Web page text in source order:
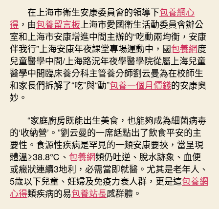
在上海市衛生安康委員會的領導下包養網心
得 ，由包養留言板 上海市愛國衛生活動委員會辦公
室和上海市安康增進中間主辦的“吃動兩均衡，安康
伴我行”上海安康年夜課堂專場運動中，國包養網度
兒童醫學中間/上海路況年夜學醫學院從屬上海兒童
醫學中間臨床養分科主管養分師劉云曼為在校師生
和家長們拆解了“吃”與“動”包養一個月價錢的安康奧
妙。
“家庭廚房既能出生美食，也能夠成為細菌病毒
的‘收納營’。”劉云曼的一席話點出了飲食平安的主
要性。食源性疾病是罕見的一類安康要挾，當呈現
體溫≥38.8℃、 包養網頻仍吐逆、脫水跡象、血便
或癥狀連續3地利，必需當即就醫。尤其是老年人、
5歲以下兒童、妊婦及免疫力衰人群，更是這包養網
心得類疾病的易包養站長感群體。